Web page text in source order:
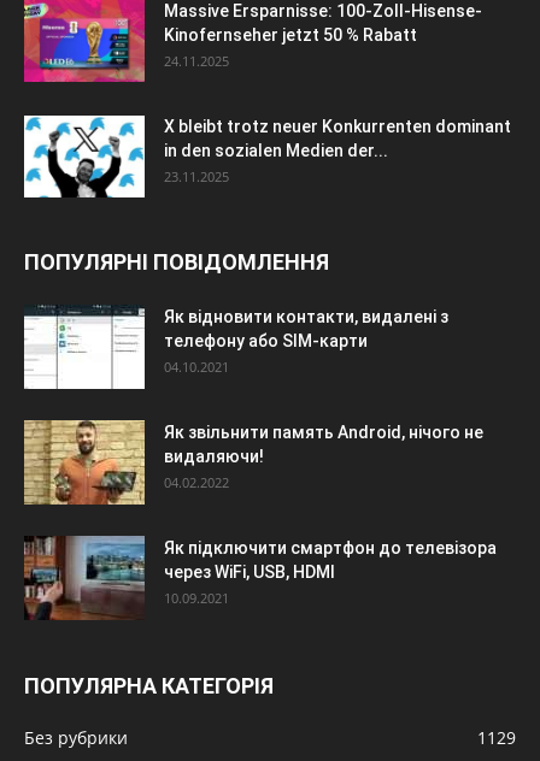
Massive Ersparnisse: 100-Zoll-Hisense-
Kinofernseher jetzt 50 % Rabatt
24.11.2025
X bleibt trotz neuer Konkurrenten dominant
in den sozialen Medien der...
23.11.2025
ПОПУЛЯРНІ ПОВІДОМЛЕННЯ
Як відновити контакти, видалені з
телефону або SIM-карти
04.10.2021
Як звільнити память Android, нічого не
видаляючи!
04.02.2022
Як підключити смартфон до телевізора
через WiFi, USB, HDMI
10.09.2021
ПОПУЛЯРНА КАТЕГОРІЯ
Без рубрики
1129